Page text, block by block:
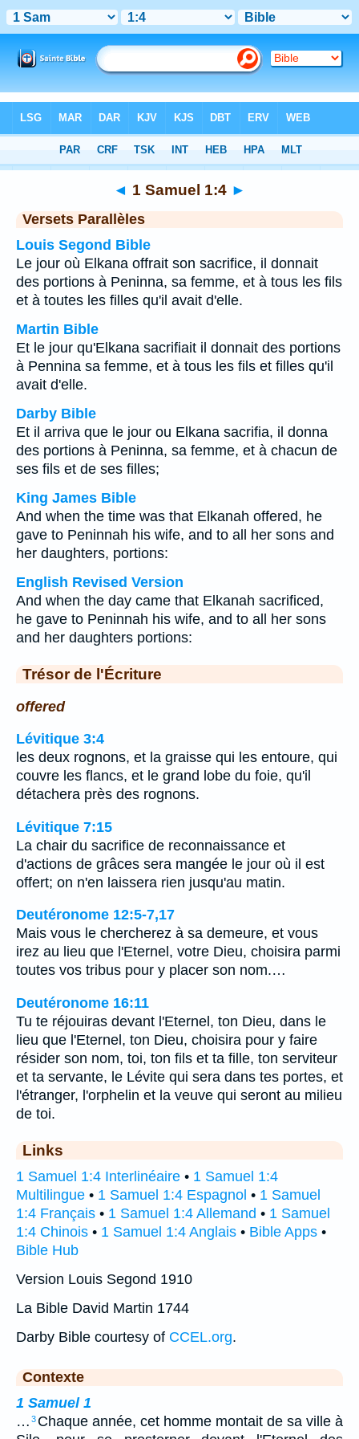
Chapitre 1> Verset 4
◄ 1 Samuel 1:4 ►
Versets Parallèles
Louis Segond Bible
Le jour où Elkana offrait son sacrifice, il donnait
des portions à Peninna, sa femme, et à tous les fils
et à toutes les filles qu'il avait d'elle.
Martin Bible
Et le jour qu'Elkana sacrifiait il donnait des portions
à Pennina sa femme, et à tous les fils et filles qu'il
avait d'elle.
Darby Bible
Et il arriva que le jour ou Elkana sacrifia, il donna
des portions à Peninna, sa femme, et à chacun de
ses fils et de ses filles;
King James Bible
And when the time was that Elkanah offered, he
gave to Peninnah his wife, and to all her sons and
her daughters, portions:
English Revised Version
And when the day came that Elkanah sacrificed,
he gave to Peninnah his wife, and to all her sons
and her daughters portions:
Trésor de l'Écriture
offered
Lévitique 3:4
les deux rognons, et la graisse qui les entoure, qui
couvre les flancs, et le grand lobe du foie, qu'il
détachera près des rognons.
Lévitique 7:15
La chair du sacrifice de reconnaissance et
d'actions de grâces sera mangée le jour où il est
offert; on n'en laissera rien jusqu'au matin.
Deutéronome 12:5-7,17
Mais vous le chercherez à sa demeure, et vous
irez au lieu que l'Eternel, votre Dieu, choisira parmi
toutes vos tribus pour y placer son nom.…
Deutéronome 16:11
Tu te réjouiras devant l'Eternel, ton Dieu, dans le
lieu que l'Eternel, ton Dieu, choisira pour y faire
résider son nom, toi, ton fils et ta fille, ton serviteur
et ta servante, le Lévite qui sera dans tes portes, et
l'étranger, l'orphelin et la veuve qui seront au milieu
de toi.
Links
1 Samuel 1:4 Interlinéaire • 1 Samuel 1:4
Multilingue • 1 Samuel 1:4 Espagnol • 1 Samuel
1:4 Français • 1 Samuel 1:4 Allemand • 1 Samuel
1:4 Chinois • 1 Samuel 1:4 Anglais • Bible Apps •
Bible Hub
Version Louis Segond 1910
La Bible David Martin 1744
Darby Bible courtesy of CCEL.org.
Contexte
1 Samuel 1
… 3 Chaque année, cet homme montait de sa ville à